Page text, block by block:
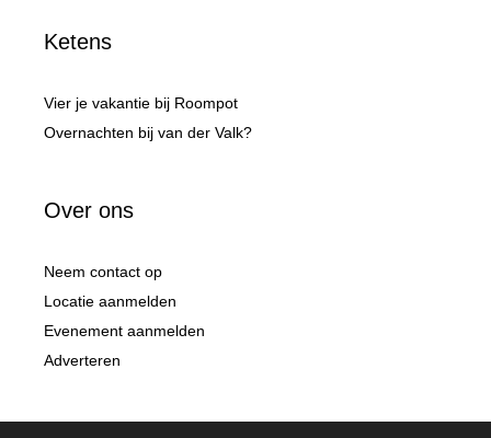
Ketens
Vier je vakantie bij Roompot
Overnachten bij van der Valk?
Over ons
Neem contact op
Locatie aanmelden
Evenement aanmelden
Adverteren